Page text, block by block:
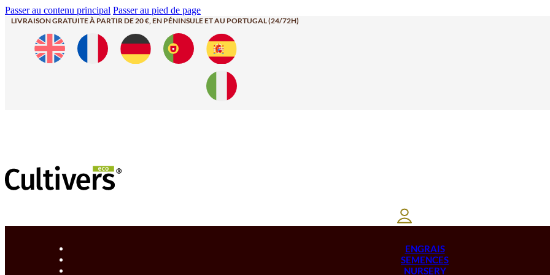
Passer au contenu principal Passer au pied de page
LIVRAISON GRATUITE À PARTIR DE 20 €, EN PÉNINSULE ET AU PORTUGAL (24/72H)
ENGRAIS
SEMENCES
NURSERY